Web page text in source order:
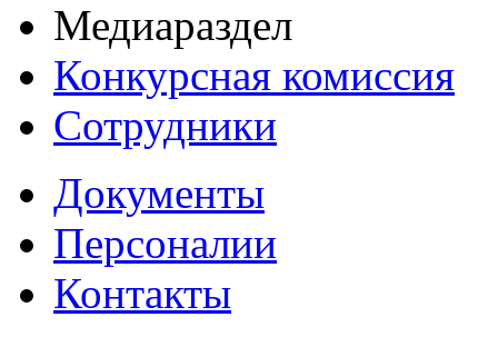
Медиараздел
Конкурсная комиссия
Сотрудники
Документы
Персоналии
Контакты